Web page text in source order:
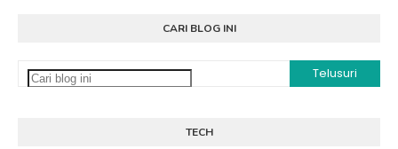
CARI BLOG INI
TECH